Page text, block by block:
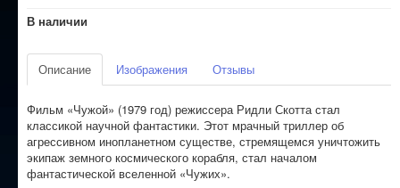
В наличии
Описание Изображения Отзывы
Фильм «Чужой» (1979 год) режиссера Ридли Скотта стал
классикой научной фантастики. Этот мрачный триллер об
агрессивном инопланетном существе, стремящемся уничтожить
экипаж земного космического корабля, стал началом
фантастической вселенной «Чужих».